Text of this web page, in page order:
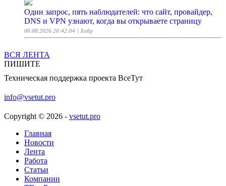
Один запрос, пять наблюдателей: что сайт, провайдер,
DNS и VPN узнают, когда вы открываете страницу
06.08.2026 20:42:04 | Хабр
Журнал Time начал показывать рекламу только
искусственному интеллекту
06.08.2026 20:22:33 | ferra.ru
Вишнёвый кетчуп
06.08.2026 20:16:30 | ПОВАРЁНОК.РУ
Из-за ставки Spotify на ИИ в музыке акции компании
упали
06.08.2026 20:03:45
ВСЯ ЛЕНТА
ПИШИТЕ
Техническая поддержка проекта ВсеТут
info@vsetut.pro
Copyright © 2026 - vsetut.pro
Главная
Новости
Лента
Работа
Статьи
Компании